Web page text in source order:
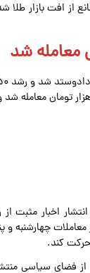
اخبار مثبت
معاملات
از فضای سیاسی